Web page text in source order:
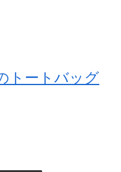
トートバッグ